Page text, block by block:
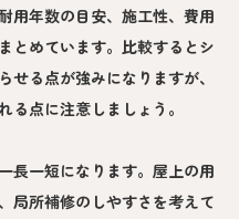
用年数の目安、施工性、費用
とめています。比較するとシ
る点が強みになりますが、
点に注意しましょう。
長一短になります。屋上の用
局所補修のしやすさを考えて